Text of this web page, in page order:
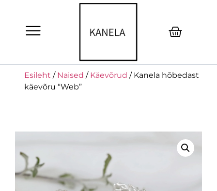
Esileht / Naised / Käevõrud / Kanela hõbedast
käevõru “Web”